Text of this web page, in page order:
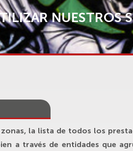
NUESTROS
la lista de todos los
a través de entidades que